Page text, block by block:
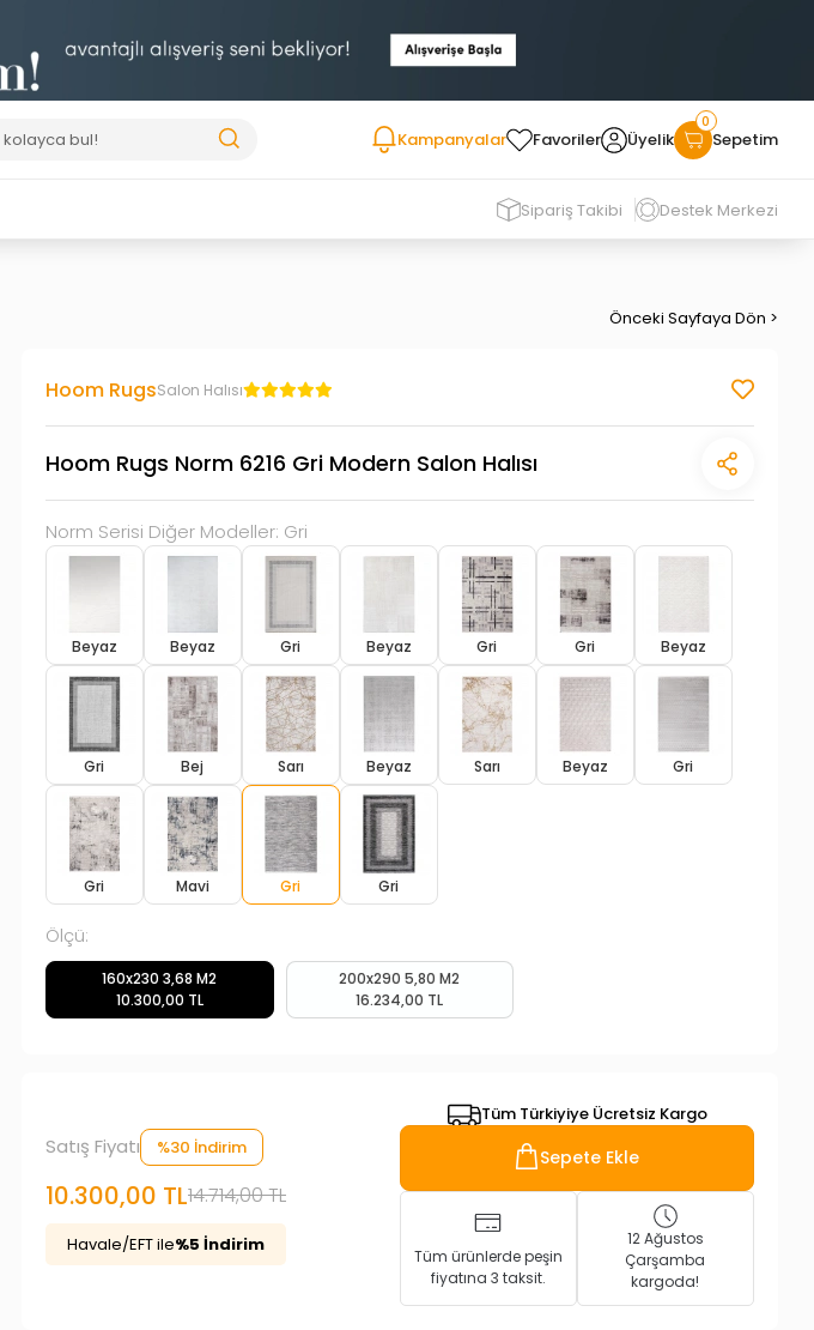
Kampanyalar Favoriler Üyelik
0
Sepetim
Sipariş Takibi Destek Merkezi
Önceki Sayfaya Dön >
Hoom RugsSalon Halısı
Hoom Rugs Norm 6216 Gri Modern Salon Halısı
Norm Serisi Diğer Modeller: Gri
Beyaz Beyaz Gri Beyaz Gri Gri Beyaz
Gri Bej Sarı Beyaz Sarı Beyaz Gri
Gri Mavi Gri Gri
Ölçü:
160x230 3,68 M2
10.300,00 TL
200x290 5,80 M2
16.234,00 TL
Satış Fiyatı %30 İndirim
10.300,00 TL14.714,00 TL
Havale/EFT ile%5 İndirim
Tüm Türkiyiye Ücretsiz Kargo
Sepete Ekle
Tüm ürünlerde peşin
fiyatına 3 taksit.
12 Ağustos
Çarşamba
kargoda!